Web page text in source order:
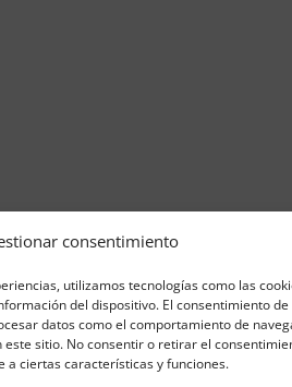
consentimiento
utilizamos tecnologías como las
del dispositivo. El consentimiento de
datos como el comportamiento de
este sitio. No consentir o retirar el
a ciertas características y funciones.